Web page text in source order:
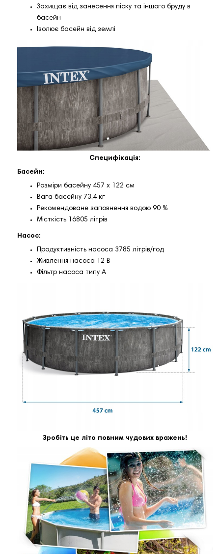
Захищає від занесення піску та іншого бруду в
басейн
Ізолює басейн від землі
Специфікація:
Басейн:
Розміри басейну 457 x 122 см
Вага басейну 73,4 кг
Рекомендоване заповнення водою 90 %
Місткість 16805 літрів
Насос:
Продуктивність насоса 3785 літрів/год
Живлення насоса 12 В
Фільтр насоса типу А
Зробіть це літо повним чудових вражень!